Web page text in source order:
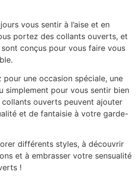
vous sentir à l’aise et en
portez des collants ouverts, et
sont conçus pour vous faire vous
une occasion spéciale, une
simplement pour vous sentir bien
ouverts peuvent ajouter
et de fantaisie à votre garde-
différents styles, à découvrir
et à embrasser votre sensualité
!